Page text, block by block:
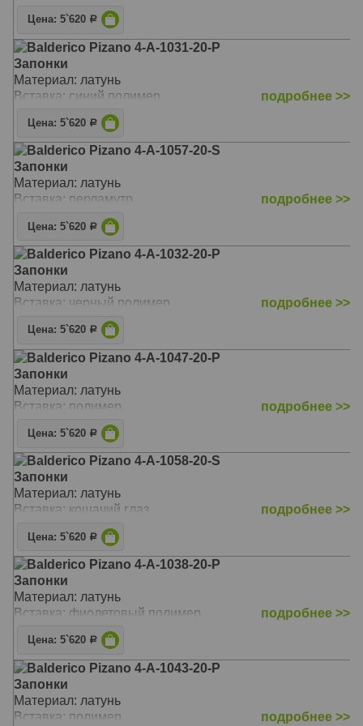
Цена: 5`620 Р
Balderico Pizano 4-A-1031-20-P
Запонки
Материал: латунь
Вставка: синий полимер
подробнее >>
Цена: 5`620 Р
Balderico Pizano 4-A-1057-20-S
Запонки
Материал: латунь
Вставка: перламутр
подробнее >>
Цена: 5`620 Р
Balderico Pizano 4-A-1032-20-P
Запонки
Материал: латунь
Вставка: черный полимер
подробнее >>
Цена: 5`620 Р
Balderico Pizano 4-A-1047-20-P
Запонки
Материал: латунь
Вставка: полимер
подробнее >>
Цена: 5`620 Р
Balderico Pizano 4-A-1058-20-S
Запонки
Материал: латунь
Вставка: кошачий глаз
подробнее >>
Цена: 5`620 Р
Balderico Pizano 4-A-1038-20-P
Запонки
Материал: латунь
Вставка: фиолетовый полимер
подробнее >>
Цена: 5`620 Р
Balderico Pizano 4-A-1043-20-P
Запонки
Материал: латунь
Вставка: полимер
подробнее >>